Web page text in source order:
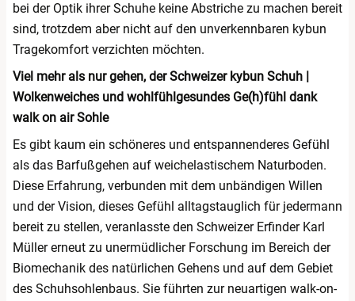
bei der Optik ihrer Schuhe keine Abstriche zu machen bereit
sind, trotzdem aber nicht auf den unverkennbaren kybun
Tragekomfort verzichten möchten.
Viel mehr als nur gehen, der Schweizer kybun Schuh |
Wolkenweiches und wohlfühlgesundes Ge(h)fühl dank
walk on air Sohle
Es gibt kaum ein schöneres und entspannenderes Gefühl
als das Barfußgehen auf weichelastischem Naturboden.
Diese Erfahrung, verbunden mit dem unbändigen Willen
und der Vision, dieses Gefühl alltagstauglich für jedermann
bereit zu stellen, veranlasste den Schweizer Erfinder Karl
Müller erneut zu unermüdlicher Forschung im Bereich der
Biomechanik des natürlichen Gehens und auf dem Gebiet
des Schuhsohlenbaus. Sie führten zur neuartigen walk-on-